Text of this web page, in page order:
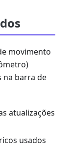
movimento
na barra de
atualizações
usados